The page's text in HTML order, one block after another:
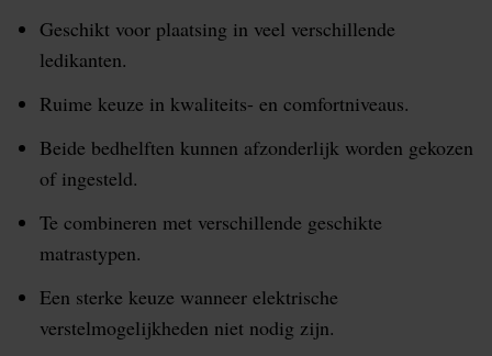
Geschikt voor plaatsing in veel verschillende
ledikanten.
Ruime keuze in kwaliteits- en comfortniveaus.
Beide bedhelften kunnen afzonderlijk worden gekozen
of ingesteld.
Te combineren met verschillende geschikte
matrastypen.
Een sterke keuze wanneer elektrische
verstelmogelijkheden niet nodig zijn.